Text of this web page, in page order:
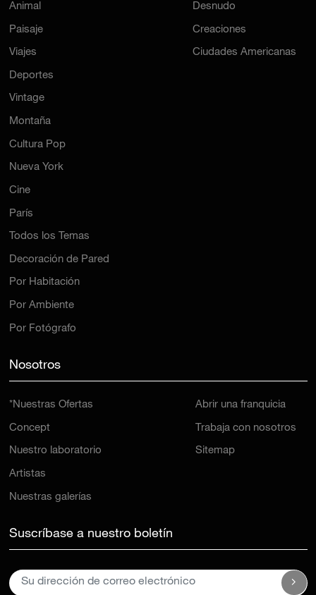
Paisaje
Viajes
Deportes
Creaciones
Ciudades Americanas
Vintage
Montaña
Cultura Pop
Nueva York
Cine
París
Todos los Temas
Decoración de Pared
Por Habitación
Por Ambiente
Por Fotógrafo
Concept
Nuestro laboratorio
Artistas
Nuestras galerías
Trabaja con nosotros
Sitemap